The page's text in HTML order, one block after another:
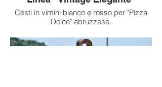
Cesti in vimini bianco e rosso per "Pizza
Dolce" abruzzese.